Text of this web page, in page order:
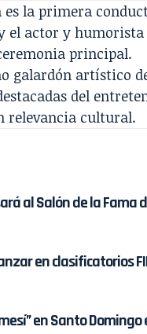
es la primera
el actor y
principal.
galardón artístico
del
relevancia cultural.
al Salón de la Fama
en clasificatorios
en Santo